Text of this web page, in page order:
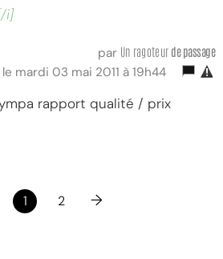
i]
par Un ragoteur de passage
le mardi 03 mai 2011 à 19h44
rapport qualité / prix
1 2 →